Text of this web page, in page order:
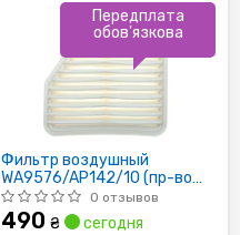
Фильтр воздушный
WA9576/AP142/10 (пр-во
WIX-Filtron)
0 отзывов
490 ₴ сегодня
Передплата
обов'язкова